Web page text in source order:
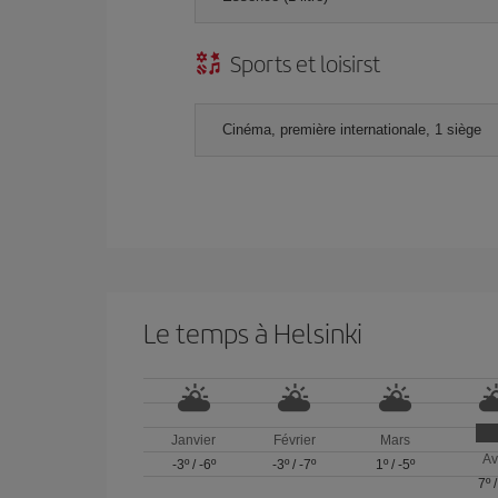
Sports et loisirst
Cinéma, première internationale, 1 siège
Le temps à Helsinki
Janvier
-3º/ -6º
Février
-3º /-7º
Mars
1º/ -5º
7º